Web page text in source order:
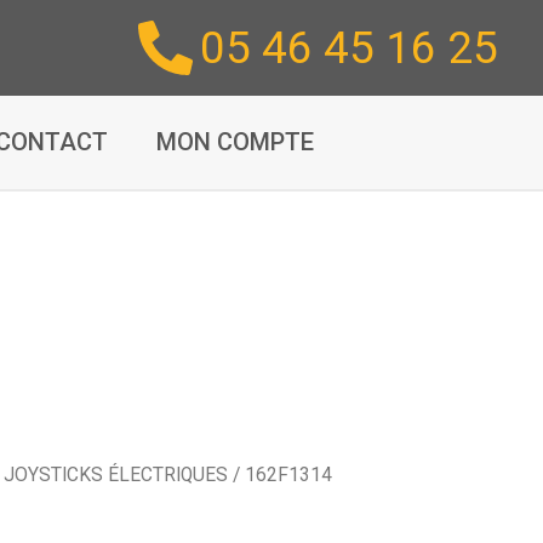
05 46 45 16 25
MON COMPTE
JOYSTICKS ÉLECTRIQUES / 162F1314